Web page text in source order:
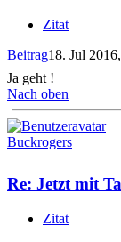
Zitat
Beitrag18. Jul
Ja geht !
Nach oben
Buckrogers
Re: Jetzt mit
Zitat